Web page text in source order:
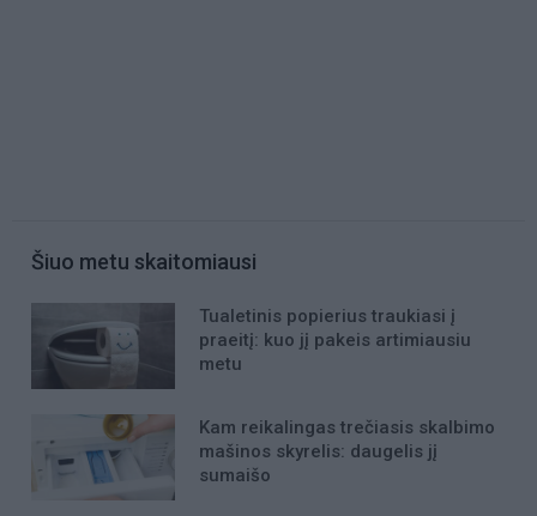
Šiuo metu skaitomiausi
Tualetinis popierius traukiasi į
praeitį: kuo jį pakeis artimiausiu
metu
Kam reikalingas trečiasis skalbimo
mašinos skyrelis: daugelis jį
sumaišo